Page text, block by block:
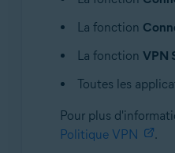
La fonction
La fonction VPN
Toutes les
Pour plus
Politique VPN
.